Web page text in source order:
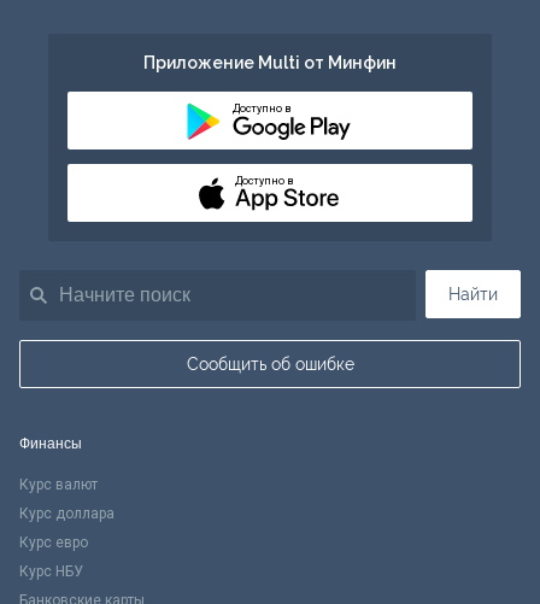
Найти
Сообщить об ошибке
Приложение Multi от Минфин
Доступно в
Доступно в
Финансы
Курс валют
Курс доллара
Курс евро
Курс НБУ